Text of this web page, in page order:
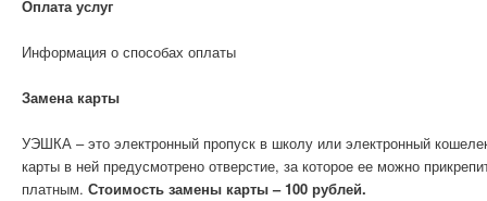
Оплата услуг
Информация о способах оплаты
Замена карты
УЭШКА – это электронный пропуск в школу или электронный
карты в ней предусмотрено отверстие, за которое ее можно
платным. Стоимость замены карты – 100 рублей.